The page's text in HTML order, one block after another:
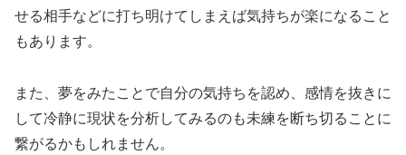
せる相手などに打ち明けてしまえば気持ちが楽になること
もあります。
また、夢をみたことで自分の気持ちを認め、感情を抜きに
して冷静に現状を分析してみるのも未練を断ち切ることに
繋がるかもしれません。